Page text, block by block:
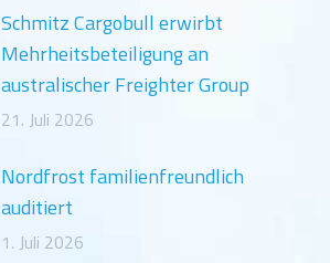
Schmitz Cargobull erwirbt
Mehrheitsbeteiligung an
australischer Freighter Group
21. Juli 2026
Nordfrost familienfreundlich
auditiert
1. Juli 2026